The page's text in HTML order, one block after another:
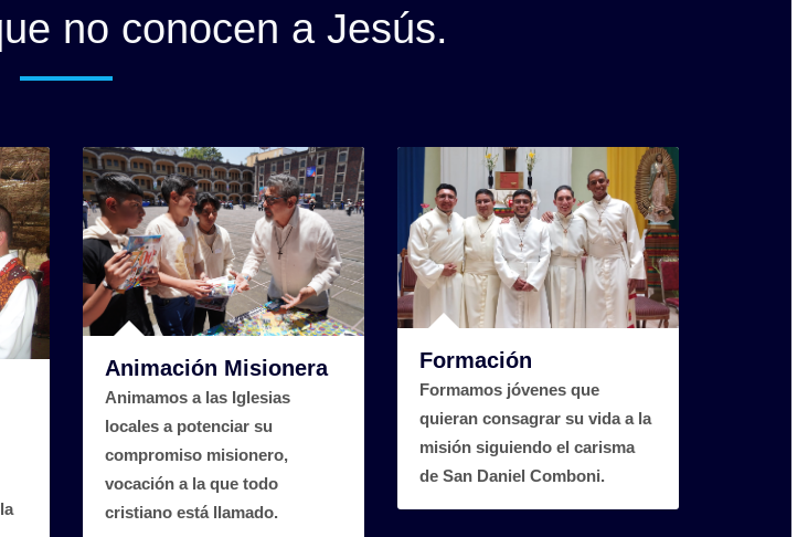
no conocen a Jesús.
Animación Misionera
Animamos a las Iglesias
locales a potenciar su
compromiso misionero,
vocación a la que todo
cristiano está llamado.
Formación
Formamos jóvenes que
quieran consagrar su vida a la
misión siguiendo el carisma
de San Daniel Comboni.